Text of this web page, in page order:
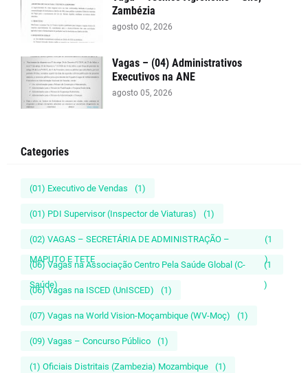
Zambézia
agosto 02, 2026
Vagas – (04) Administrativos
Executivos na ANE
agosto 05, 2026
Categories
(01) Executivo de Vendas (1)
(01) PDI Supervisor (Inspector de Viaturas) (1)
(02) VAGAS – SECRETÁRIA DE ADMINISTRAÇÃO –
MAPUTO E TETE
(1
)
(06) Vagas na Associação Centro Pela Saúde Global (C-
Saúde)
(1
)
(06) Vagas na ISCED (UnISCED) (1)
(07) Vagas na World Vision-Moçambique (WV-Moç) (1)
(09) Vagas – Concurso Público (1)
(1) Oficiais Distritais (Zambezia) Mozambique (1)